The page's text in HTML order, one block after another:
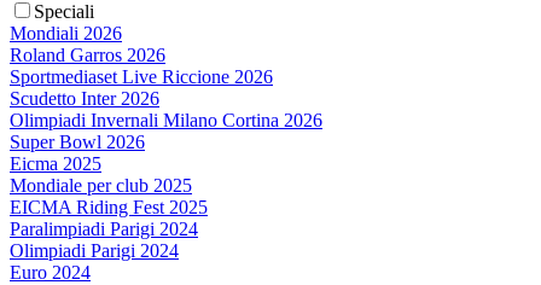
Speciali
Mondiali 2026
Roland Garros 2026
Sportmediaset Live Riccione 2026
Scudetto Inter 2026
Olimpiadi Invernali Milano Cortina 2026
Super Bowl 2026
Eicma 2025
Mondiale per club 2025
EICMA Riding Fest 2025
Paralimpiadi Parigi 2024
Olimpiadi Parigi 2024
Euro 2024